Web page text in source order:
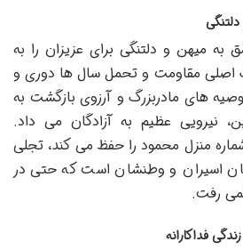
به میهن و دلتنگی برای عزیزان را به
مقاومت و تحمل سال ها دوری و
های مادربزرگ و آرزوی بازگشت به
نیرویی عظیم به آزادگان می داد.
منزل محمود را حفظ می کند، تجلی
اسیران و وطنشان است که حتی در
رفت.
فداکارانه